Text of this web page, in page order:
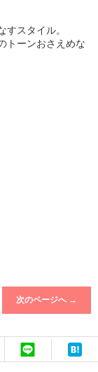
スタイル。
トーンおさえめな
次のページへ →